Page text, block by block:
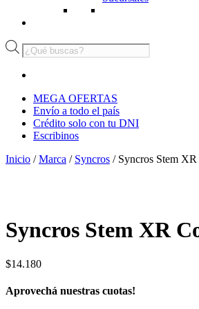
Búsqueda
de
MEGA OFERTAS
Envío a todo el país
Crédito solo con tu DNI
Escribinos
Inicio /Marca / Syncros / Syncros Stem
Syncros Stem XR
$14.180
Aprovechá nuestras cuotas!